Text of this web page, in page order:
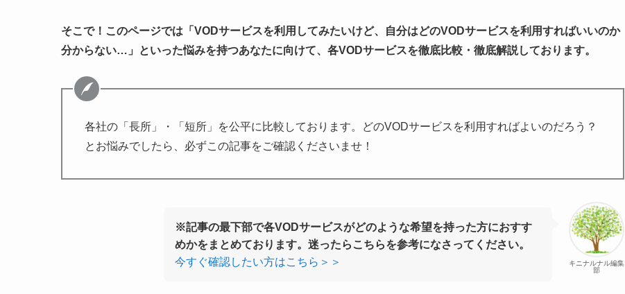
そこで！このページでは「VODサービスを利用してみたいけど、自分はどのVODサービスを利用すればいいのか
分からない…」といった悩みを持つあなたに向けて、各VODサービスを徹底比較・徹底解説しております。
各社の 「長所」・「短所」
を公平に比較しております。どのVODサービスを利用すればよいのだろう？
とお悩みでしたら、必ずこの記事をご確認くださいませ！
キニナルナル編集
部
※記事の最下部で各VODサービスがどのような希望を持った方におすす
めかをまとめております。迷ったらこちらを参考になさってください。
今すぐ確認したい方はこちら＞＞